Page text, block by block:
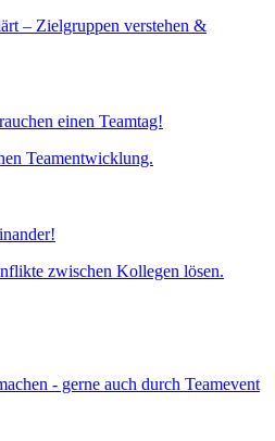
– Zielgruppen verstehen &
einen Teamtag!
Teamentwicklung.
zwischen Kollegen lösen.
- gerne auch durch Teamevent